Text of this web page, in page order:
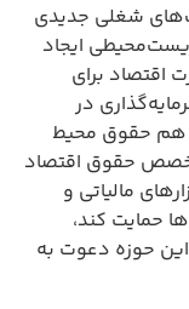
شغلی جدیدی
ایجاد
اقتصاد برای
در
هم حقوق محیط
حقوق اقتصاد
مالیاتی و
حمایت کند،
حوزه دعوت به